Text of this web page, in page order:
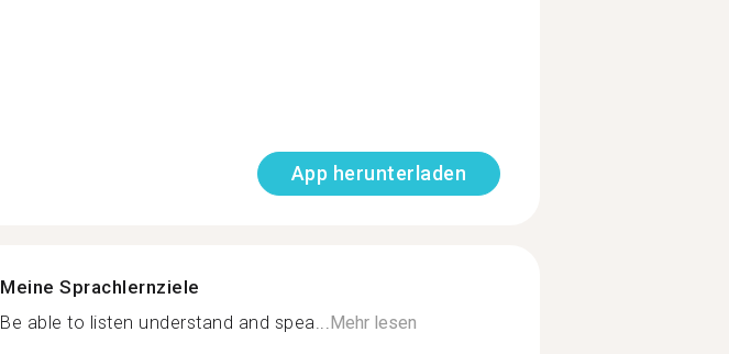
App herunterladen
Meine Sprachlernziele
Be able to listen understand and spea...Mehr lesen